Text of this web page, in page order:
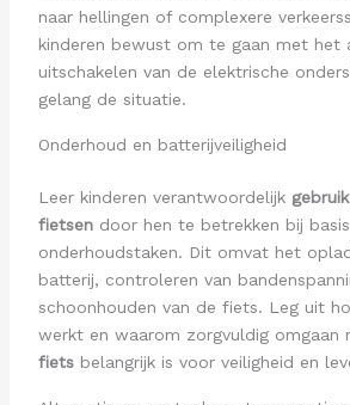
naar hellingen of complexere
kinderen bewust om te gaan met het
uitschakelen van de elektrische
gelang de situatie.
Onderhoud en batterijveiligheid
Leer kinderen verantwoordelijk
fietsendoor hen te betrekken bij basis
onderhoudstaken. Dit omvat het
batterij, controleren van
schoonhouden van de fiets. Leg uit
werkt en waarom zorgvuldig omgaan
fietsbelangrijk is voor veiligheid en